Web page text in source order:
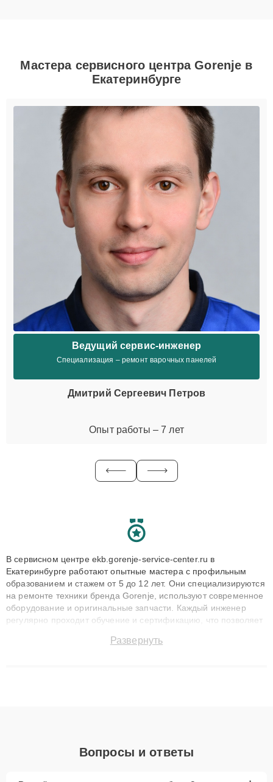
Мастера сервисного центра Gorenje в
Екатеринбурге
Ведущий сервис-инженер
Специализация – ремонт варочных панелей
Дмитрий Сергеевич Петров
Опыт работы – 7 лет
В сервисном центре ekb.gorenje-service-center.ru в
Екатеринбурге работают опытные мастера с профильным
образованием и стажем от 5 до 12 лет. Они специализируются
на ремонте техники бренда Gorenje, используют современное
оборудование и оригинальные запчасти. Каждый инженер
регулярно проходит обучение и сертификацию, что позволяет
технику с сохранением гарантии до 3 лет. Наши мастера
Развернуть
Вопросы и ответы